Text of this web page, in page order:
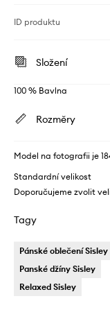
ID produktu
Složení
100 % Bavlna
Rozměry
Model na fotografii je
Standardní velikost
Doporučujeme zvolit
Tagy
Pánské oblečení Sisley
Panské džíny Sisley
Relaxed Sisley